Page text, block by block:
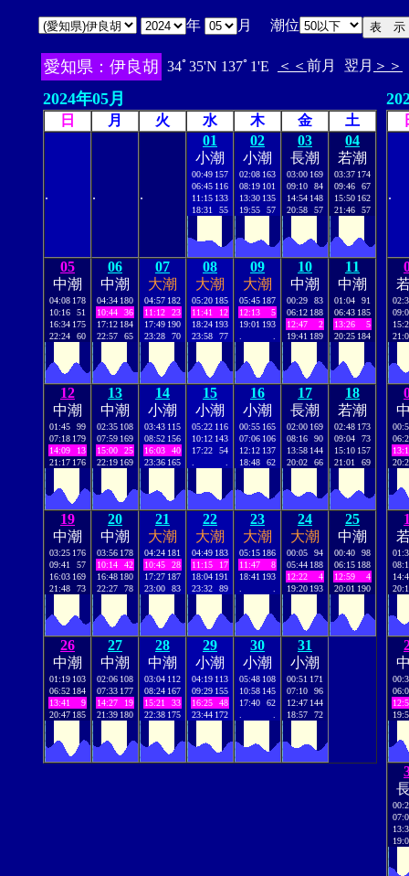
年 月 潮位
愛知県：伊良胡 34ﾟ35'N 137ﾟ1'E ＜＜ 前月 翌月 ＞＞
2024年05月
日 月 火 水 木 金 土
. . .
01
小潮
00:49 157
06:45 116
11:15 133
18:31
55
02
小潮
02:08 163
08:19 101
13:30 135
19:55
57
03
長潮
03:00 169
09:10
84
14:54 148
20:58
57
04
若潮
03:37 174
09:46
67
15:50 162
21:46
57
05
中潮
04:08 178
10:16
51
16:34 175
22:24
60
06
中潮
04:34 180
10:44
36
17:12 184
22:57
65
07
大潮
04:57 182
11:12
23
17:49 190
23:28
70
08
大潮
05:20 185
11:41
12
18:24 193
23:58
77
09
大潮
05:45 187
12:13
5
19:01 193
10
中潮
00:29
83
06:12 188
12:47
2
19:41 189
11
中潮
01:04
91
06:43 185
13:26
5
20:25 184
12
中潮
01:45
99
07:18 179
14:09
13
21:17 176
13
中潮
02:35 108
07:59 169
15:00
25
22:19 169
14
小潮
03:43 115
08:52 156
16:03
40
23:36 165
15
小潮
05:22 116
10:12 143
17:22
54
16
小潮
00:55 165
07:06 106
12:12 137
18:48
62
17
長潮
02:00 169
08:16
90
13:58 144
20:02
66
18
若潮
02:48 173
09:04
73
15:10 157
21:01
69
19
中潮
03:25 176
09:41
57
16:03 169
21:48
73
20
中潮
03:56 178
10:14
42
16:48 180
22:27
78
21
大潮
04:24 181
10:45
28
17:27 187
23:00
83
22
大潮
04:49 183
11:15
17
18:04 191
23:32
89
23
大潮
05:15 186
11:47
8
18:41 193
24
大潮
00:05
94
05:44 188
12:22
4
19:20 193
25
中潮
00:40
98
06:15 188
12:59
4
20:01 190
26
中潮
01:19 103
06:52 184
13:41
9
20:47 185
27
中潮
02:06 108
07:33 177
14:27
19
21:39 180
28
中潮
03:04 112
08:24 167
15:21
33
22:38 175
29
小潮
04:19 113
09:29 155
16:25
48
23:44 172
30
小潮
05:48 108
10:58 145
17:40
62
31
小潮
00:51 171
07:10
96
12:47 144
18:57
72
.